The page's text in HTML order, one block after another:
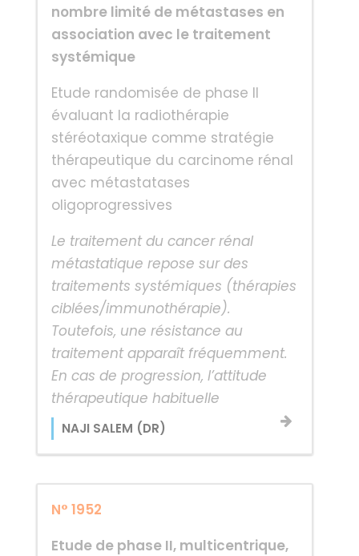
nombre limité de métastases en
association avec le traitement
systémique
Etude randomisée de phase II
évaluant la radiothérapie
stéréotaxique comme stratégie
thérapeutique du carcinome rénal
avec métastatases
oligoprogressives
Le traitement du cancer rénal
métastatique repose sur des
traitements systémiques (thérapies
ciblées/immunothérapie).
Toutefois, une résistance au
traitement apparaît fréquemment.
En cas de progression, l’attitude
thérapeutique habituelle
NAJI SALEM (DR)
N° 1952
Etude de phase II, multicentrique,